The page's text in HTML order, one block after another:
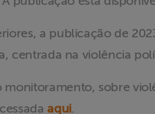
a publicação de
centrada na violência
sobre
aqui.